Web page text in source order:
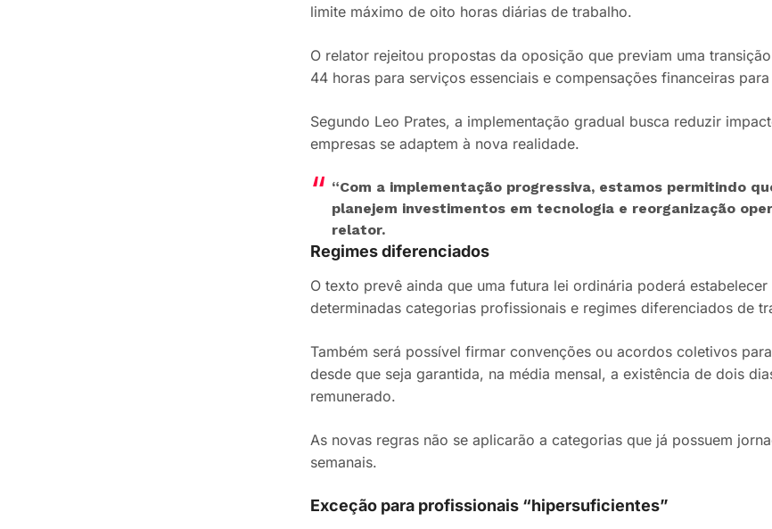
limite máximo de oito horas diárias de trabalho.
O relator rejeitou propostas da oposição que previam uma
44 horas para serviços essenciais e compensações financeiras
Segundo Leo Prates, a implementação gradual busca reduzir
empresas se adaptem à nova realidade.
“Com a implementação progressiva, estamos permitindo
planejem investimentos em tecnologia e reorganização
relator.
Regimes diferenciados
O texto prevê ainda que uma futura lei ordinária poderá
determinadas categorias profissionais e regimes diferenciados de
Também será possível firmar convenções ou acordos coletivos
desde que seja garantida, na média mensal, a existência de dois
remunerado.
As novas regras não se aplicarão a categorias que já possuem
semanais.
Exceção para profissionais “hipersuficientes”